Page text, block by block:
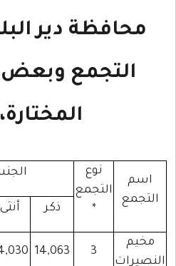
البلح حسب نوع
المؤشرات
الجنس
الأسر
متوسط
الأسرة
أنثى المجموع
28,093
4,384
6.4